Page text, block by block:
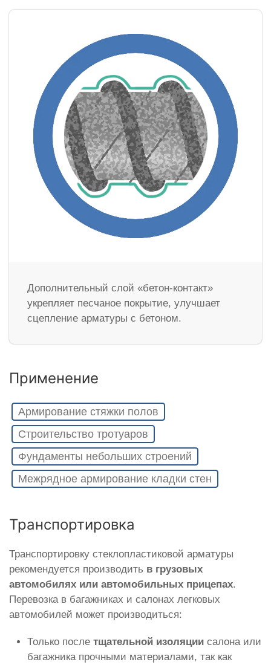
Дополнительный слой «бетон-контакт»
укрепляет песчаное покрытие, улучшает
сцепление арматуры с бетоном.
Применение
Армирование стяжки полов
Строительство тротуаров
Фундаменты небольших строений
Межрядное армирование кладки стен
Транспортировка
Транспортировку стеклопластиковой арматуры
рекомендуется производить в грузовых
автомобилях или автомобильных прицепах.
Перевозка в багажниках и салонах легковых
автомобилей может производиться:
Только после тщательной изоляции салона или
багажника прочными материалами, так как